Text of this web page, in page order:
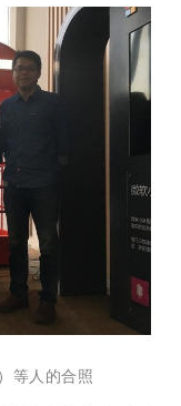
等人的合照